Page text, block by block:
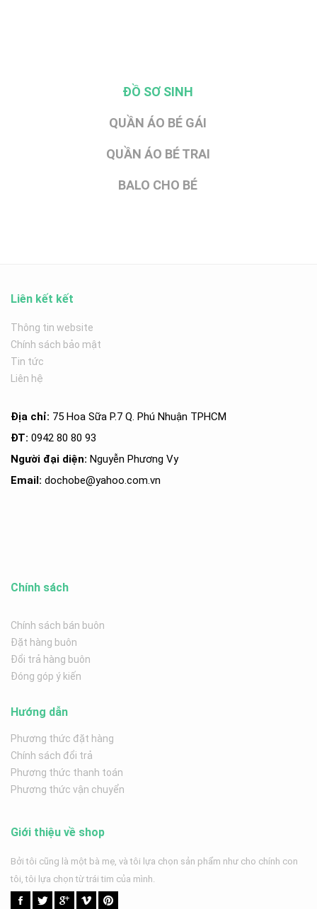
ĐỒ SƠ SINH
QUẦN ÁO BÉ GÁI
QUẦN ÁO BÉ TRAI
BALO CHO BÉ
Liên kết kết
Thông tin website
Chính sách bảo mật
Tin tức
Liên hệ
Địa chỉ: 75 Hoa Sữa P.7 Q. Phú Nhuận TPHCM
ĐT: 0942 80 80 93
Người đại diện: Nguyễn Phương Vy
Email: dochobe@yahoo.com.vn
Chính sách
Chính sách bán buôn
Đặt hàng buôn
Đổi trả hàng buôn
Đóng góp ý kiến
Hướng dẫn
Phương thức đặt hàng
Chính sách đổi trả
Phương thức thanh toán
Phương thức vận chuyển
Giới thiệu về shop
Bởi tôi cũng là một bà mẹ, và tôi lựa chọn sản phẩm như cho chính con
tôi, tôi lựa chọn từ trái tim của mình.